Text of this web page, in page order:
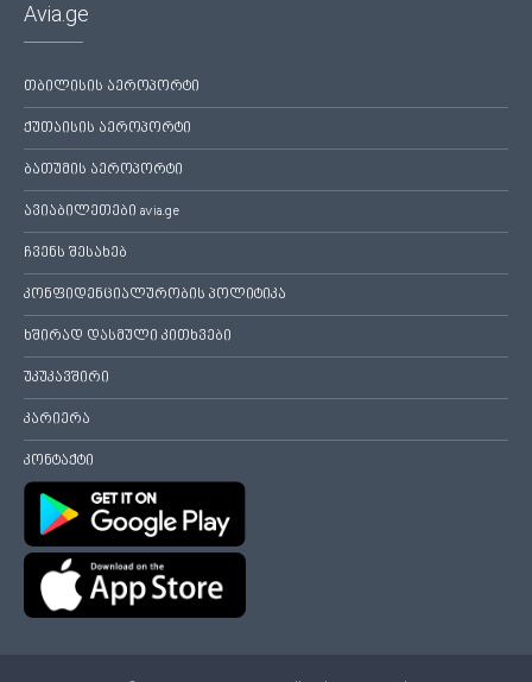
Avia.ge
თბილისის აეროპორტი
ქუთაისის აეროპორტი
ბათუმის აეროპორტი
ავიაბილეთები avia.ge
ჩვენს შესახებ
კონფიდენციალურობის პოლიტიკა
ხშირად დასმული კითხვები
უკუკავშირი
კარიერა
კონტაქტი